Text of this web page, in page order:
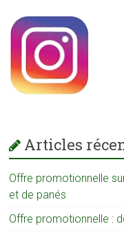
Articles
Offre promotionnelle
et de panés
Offre promotionnelle :